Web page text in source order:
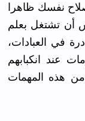
نفسك ظاهرا
أن تشتغل بعلم
في العبادات،
عند انكبابهم
هذه المهمات